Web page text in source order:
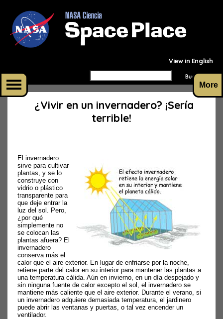
View in English
¿Vivir en un invernadero? ¡Sería
terrible!
El invernadero
sirve para cultivar
plantas, y se lo
construye con
vidrio o plástico
transparente para
que deje entrar la
luz del sol. Pero,
¿por qué
simplemente no
se colocan las
plantas afuera? El
invernadero
conserva más el
calor que el aire exterior. En lugar de enfriarse por la noche,
retiene parte del calor en su interior para mantener las plantas a
una temperatura cálida. Aún en invierno, en un día despejado y
sin ninguna fuente de calor excepto el sol, el invernadero se
mantiene más caliente que el aire exterior. Durante el verano, si
un invernadero adquiere demasiada temperatura, el jardinero
puede abrir las ventanas y puertas, o tal vez encender un
ventilador.
More